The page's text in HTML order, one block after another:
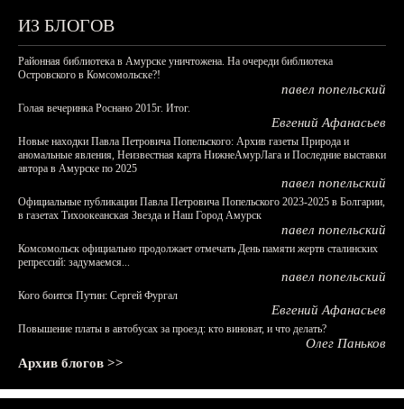
ИЗ БЛОГОВ
Районная библиотека в Амурске уничтожена. На очереди библиотека
Островского в Комсомольске?!
павел попельский
Голая вечеринка Роснано 2015г. Итог.
Евгений Афанасьев
Новые находки Павла Петровича Попельского: Архив газеты Природа и
аномальные явления, Неизвестная карта НижнеАмурЛага и Последние выставки
автора в Амурске по 2025
павел попельский
Официальные публикации Павла Петровича Попельского 2023-2025 в Болгарии,
в газетах Тихоокеанская Звезда и Наш Город Амурск
павел попельский
Комсомольск официально продолжает отмечать День памяти жертв сталинских
репрессий: задумаемся...
павел попельский
Кого боится Путин: Сергей Фургал
Евгений Афанасьев
Повышение платы в автобусах за проезд: кто виноват, и что делать?
Олег Паньков
Архив блогов >>